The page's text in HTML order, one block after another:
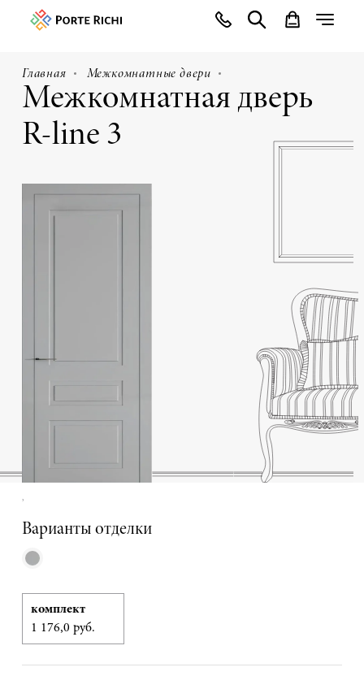
Главная Межкомнатные двери
Межкомнатная дверь
R-line 3
,
Варианты отделки
комплект
1 176,0 руб.